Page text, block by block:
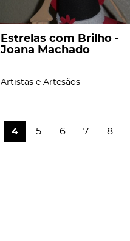
Estrelas com Brilho -
Joana Machado
Artistas e Artesãos
4 5 6 7 8